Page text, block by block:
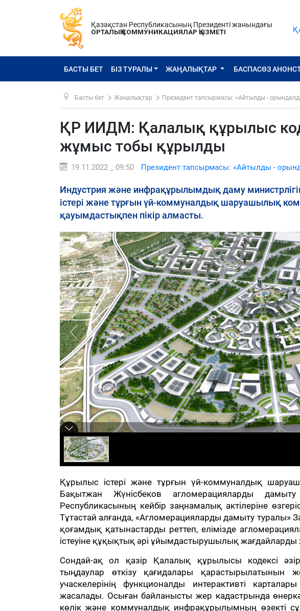
Қазақстан Республикасының Президенті жанындағы
ОРТАЛЫҚ КОММУНИКАЦИЯЛАР ҚЫЗМЕТІ
БАСТЫ БЕТ БІЗ ТУРАЛЫ ЖАҢАЛЫҚТАР БАСПАСӨЗ
Басты бет Жаңалықтар Президент тапсырмасы: «Айтылды -
ҚР ИИДМ: Қалалық құрылыс
жұмыс тобы құрылды
19.11.2022 _ 09:50 Президент тапсырмасы: «Айтылды -
Индустрия және инфрақұрылымдық даму
істері және тұрғын үй-коммуналдық шаруашылық
қауымдастықпен пікір алмасты.
Құрылыс істері және тұрғын үй-коммуналдық
Бақытжан Жүнісбеков агломерацияларды
Республикасының кейбір заңнамалық актілеріне
Тұтастай алғанда, «Агломерацияларды дамыту туралы»
қоғамдық қатынастарды реттеп, елімізде
істеуіне құқықтық әрі ұйымдастырушылық жағдайларды
Сондай-ақ ол қазір Қалалық құрылысы кодексі
тыңдаулар өткізу қағидалары
учаскелерінің функционалды интерактивті
жасалады. Осыған байланысты жер кадастрында
көлік және коммуналдық инфрақұрылымның өзекті